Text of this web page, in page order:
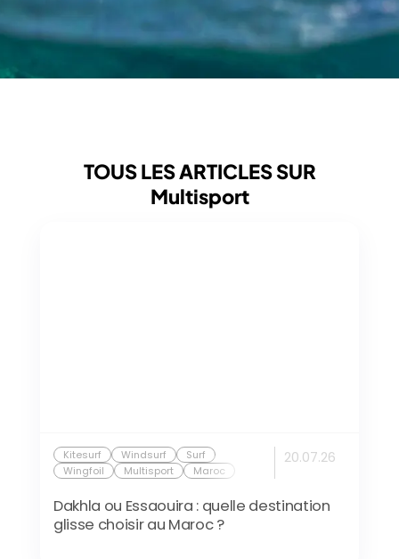
TOUS LES ARTICLES SUR
Multisport
Kitesurf Windsurf
Surf
Wingfoil
Multisport Maroc
20.07.26
Dakhla ou Essaouira : quelle destination
glisse choisir au Maroc ?